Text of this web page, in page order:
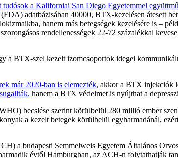
tudósok a Kaliforniai San Diego Egyetemmel
adatbázisában 40000, BTX-kezelésen átesett
hanem más betegségek kezelésére is –
rendellenességek 22-72 százalékkal
a BTX-szel kezelt izomcsoportok idegei
már 2020-ban is elemezték, akkor a BTX injekciók
hanem a BTX védelmet is nyújthat a
becslése szerint körülbelül 280 millió ember
a kezelt betegek körülbelül egyharmadánál,
a budapesti Semmelweis Egyetem Általános
évtől Hamburgban, az ACH-n folytathatják